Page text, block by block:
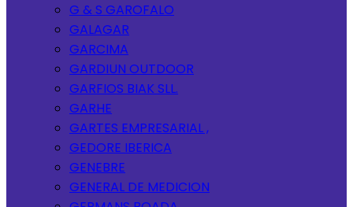
G & S GAROFALO
GALAGAR
GARCIMA
GARDIUN OUTDOOR
GARFIOS BIAK SLL.
GARHE
GARTES EMPRESARIAL ,
GEDORE IBERICA
GENEBRE
GENERAL DE MEDICION